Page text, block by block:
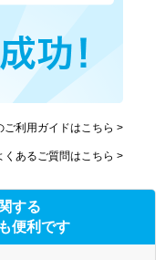
ご利用ガイドはこちら >
くあるご質問はこちら >
する
便利です